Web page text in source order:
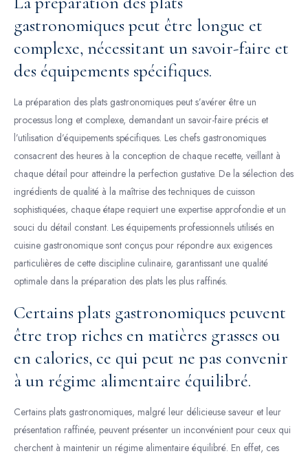
gastronomiques peut être longue et
complexe, nécessitant un savoir-faire et
des équipements spécifiques.
La préparation des plats gastronomiques peut s’avérer être un
processus long et complexe, demandant un savoir-faire précis et
l’utilisation d’équipements spécifiques. Les chefs gastronomiques
consacrent des heures à la conception de chaque recette, veillant à
chaque détail pour atteindre la perfection gustative. De la sélection des
ingrédients de qualité à la maîtrise des techniques de cuisson
sophistiquées, chaque étape requiert une expertise approfondie et un
souci du détail constant. Les équipements professionnels utilisés en
cuisine gastronomique sont conçus pour répondre aux exigences
particulières de cette discipline culinaire, garantissant une qualité
optimale dans la préparation des plats les plus raffinés.
Certains plats gastronomiques peuvent
être trop riches en matières grasses ou
en calories, ce qui peut ne pas convenir
à un régime alimentaire équilibré.
Certains plats gastronomiques, malgré leur délicieuse saveur et leur
présentation raffinée, peuvent présenter un inconvénient pour ceux qui
cherchent à maintenir un régime alimentaire équilibré. En effet, ces